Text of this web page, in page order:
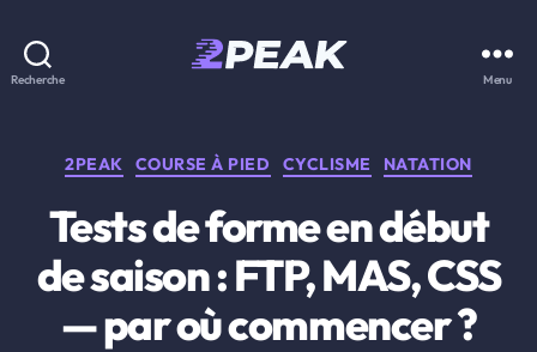
Recherche Menu
Catégories
2PEAK COURSE À PIED CYCLISME NATATION
Tests de forme en début
de saison : FTP, MAS, CSS
— par où commencer ?